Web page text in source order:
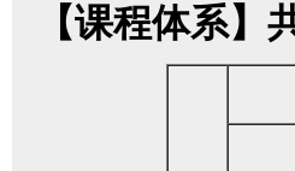
【课程体系】